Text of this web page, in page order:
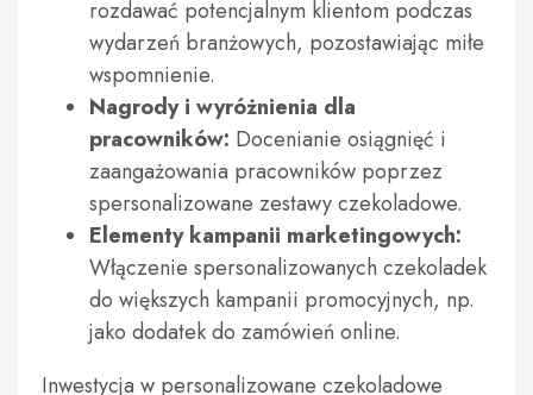
rozdawać potencjalnym klientom podczas
wydarzeń branżowych, pozostawiając miłe
wspomnienie.
Nagrody i wyróżnienia dla
pracowników: Docenianie osiągnięć i
zaangażowania pracowników poprzez
spersonalizowane zestawy czekoladowe.
Elementy kampanii marketingowych:
Włączenie spersonalizowanych czekoladek
do większych kampanii promocyjnych, np.
jako dodatek do zamówień online.
Inwestycja w personalizowane czekoladowe